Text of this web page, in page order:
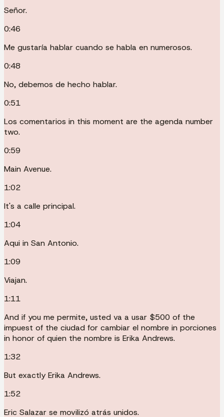
Señor.
0:46
Me gustaría hablar cuando se habla en numerosos.
0:48
No, debemos de hecho hablar.
0:51
Los comentarios in this moment are the agenda number
two.
0:59
Main Avenue.
1:02
It's a calle principal.
1:04
Aqui in San Antonio.
1:09
Viajan.
1:11
And if you me permite, usted va a usar $500 of the
impuest of the ciudad for cambiar el nombre in porciones
in honor of quien the nombre is Erika Andrews.
1:32
But exactly Erika Andrews.
1:52
Eric Salazar se movilizó atrás unidos.